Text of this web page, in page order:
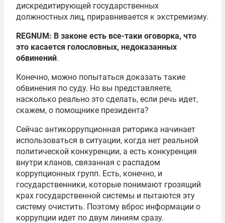
дискредитирующей государственных
должностных лиц, приравнивается к экстремизму.
REGNUM: В законе есть все-таки оговорка, что
это касается голословных, недоказанных
обвинений.
Конечно, можно попытаться доказать такие
обвинения по суду. Но вы представляете,
насколько реально это сделать, если речь идет,
скажем, о помощнике президента?
Сейчас антикоррупционная риторика начинает
использоваться в ситуации, когда нет реальной
политической конкуренции, а есть конкуренция
внутри кланов, связанная с распадом
коррупционных групп. Есть, конечно, и
государственники, которые понимают грозящий
крах государственной системы и пытаются эту
систему очистить. Поэтому вброс информации о
коррупции идет по двум линиям сразу.